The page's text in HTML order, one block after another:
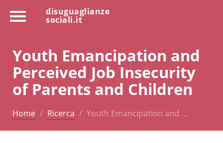
disuguaglianze
sociali.it
Youth Emancipation and
Perceived Job Insecurity
of Parents and Children
Home Ricerca Youth Emancipation and …